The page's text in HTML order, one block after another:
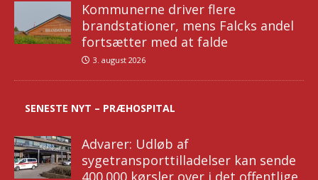
Kommunerne driver flere
brandstationer, mens Falcks andel
fortsætter med at falde
3. august 2026
SENESTE NYT – PRÆHOSPITAL
Advarer: Udløb af
sygetransporttilladelser kan sende